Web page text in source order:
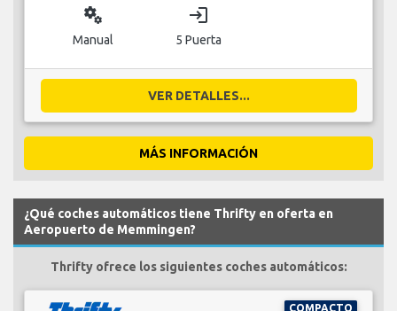
miscellaneous_services
Manual
login
5 Puerta
VER DETALLES...
MÁS INFORMACIÓN
¿Qué coches automáticos tiene Thrifty en oferta en
Aeropuerto de Memmingen?
Thrifty ofrece los siguientes coches automáticos:
COMPACTO